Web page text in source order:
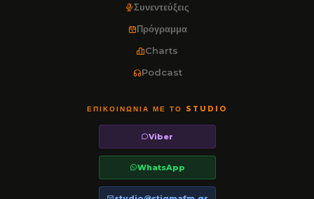
Συνεντεύξεις
Πρόγραμμα
Charts
Podcast
ΕΠΙΚΟΙΝΩΝΊΑ ΜΕ ΤΟ STUDIO
Viber
WhatsApp